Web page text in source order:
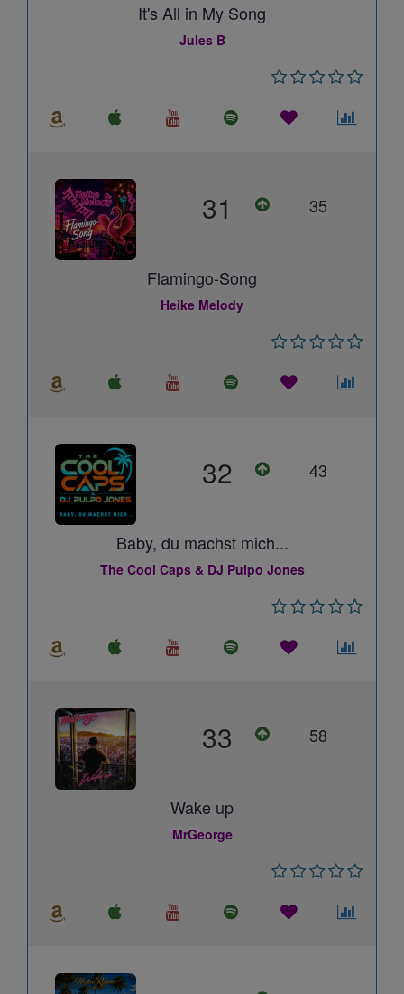
It's All in My Song
Jules B
31 35
Flamingo-Song
Heike Melody
32 43
Baby, du machst mich...
The Cool Caps & DJ Pulpo Jones
33 58
Wake up
MrGeorge